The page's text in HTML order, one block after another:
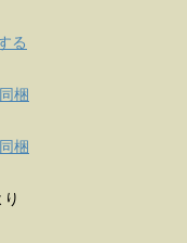
る
梱
梱
り